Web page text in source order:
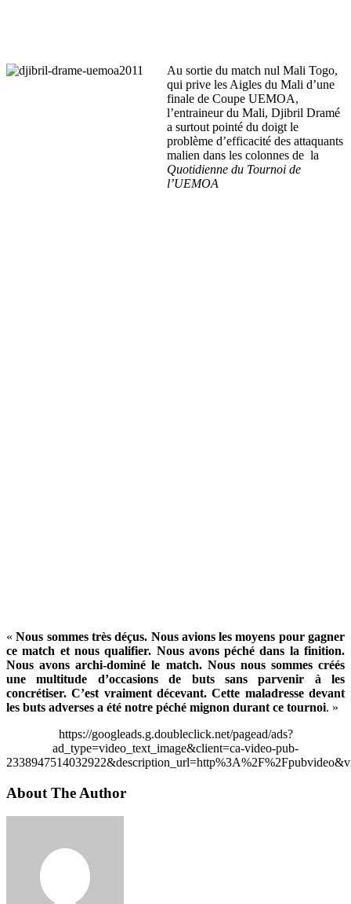
Au sortie du match nul Mali Togo,
qui prive les Aigles du Mali d’une
finale de Coupe UEMOA,
l’entraineur du Mali, Djibril Dramé
a surtout pointé du doigt le
problème d’efficacité des attaquants
malien dans les colonnes de la
Quotidienne du Tournoi de
l’UEMOA
«Nous sommes très déçus. Nous avions les moyens pour gagner
ce match et nous qualifier. Nous avons péché dans la finition.
Nous avons archi-dominé le match. Nous nous sommes créés
une multitude d’occasions de buts sans parvenir à les
concrétiser. C’est vraiment décevant. Cette maladresse devant
les buts adverses a été notre péché mignon durant ce tournoi. »
https://googleads.g.doubleclick.net/pagead/ads?
ad_type=video_text_image&client=ca-video-pub-
About The Author